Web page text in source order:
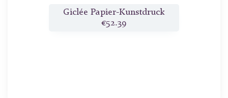
Giclée Papier-Kunstdruck
€52.39